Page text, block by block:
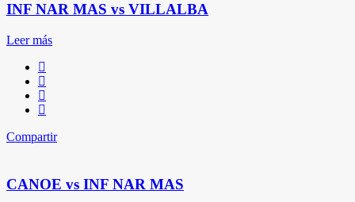
INF NAR MAS vs VILLALBA
Leer más
Compartir
CANOE vs INF NAR MAS